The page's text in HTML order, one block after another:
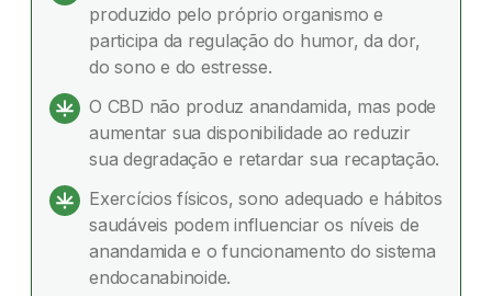
O que é anandamida?
Quais são as funções da anandamida no
organismo?
Como a anandamida é produzida e degradada?
Por que a anandamida dura pouco tempo?
O que acontece quando os níveis de
anandamida diminuem?
produzido pelo próprio organismo e
participa da regulação do humor, da dor,
do sono e do estresse.
O CBD não produz anandamida, mas pode
aumentar sua disponibilidade ao reduzir
sua degradação e retardar sua recaptação.
Exercícios físicos, sono adequado e hábitos
saudáveis podem influenciar os níveis de
anandamida e o funcionamento do sistema
endocanabinoide.